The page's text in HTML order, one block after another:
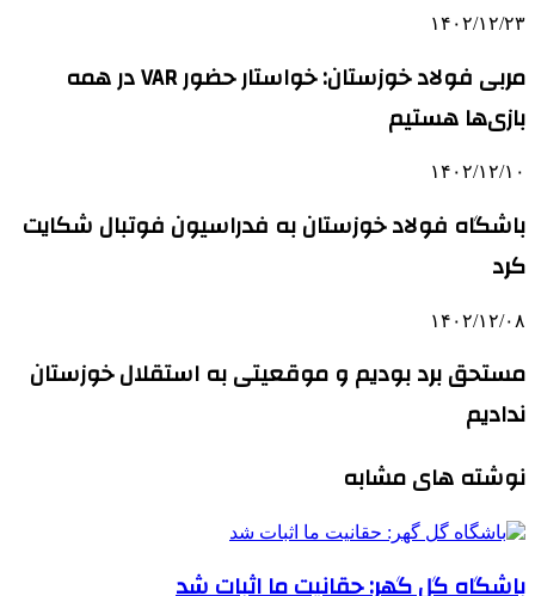
۱۴۰۲/۱۲/۲۳
مربی فولاد خوزستان: خواستار حضور VAR در همه
بازی‌ها هستیم
۱۴۰۲/۱۲/۱۰
باشگاه فولاد خوزستان به فدراسیون فوتبال شکایت
کرد
۱۴۰۲/۱۲/۰۸
مستحق برد بودیم و موقعیتی به استقلال خوزستان
ندادیم
نوشته های مشابه
باشگاه گل گهر: حقانیت ما اثبات شد